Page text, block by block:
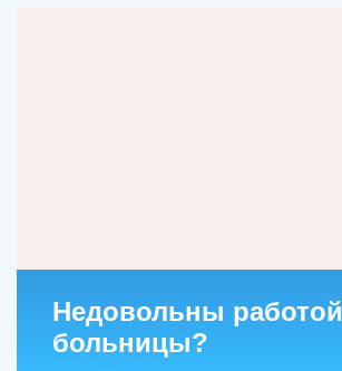
Недовольны работой
больницы?